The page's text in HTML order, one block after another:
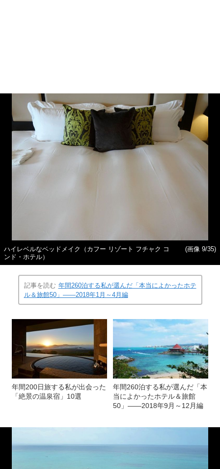
ハイレベルなベッドメイク（カフー リゾート フチャク コ
ンド・ホテル）
(画像 9/35)
記事を読む 年間260泊する私が選んだ「本当によかったホテ
ル＆旅館50」――2018年1月～4月編
年間200日旅する私が出会った
「絶景の温泉宿」10選
年間260泊する私が選んだ「本
当によかったホテル＆旅館
50」――2018年9月～12月編